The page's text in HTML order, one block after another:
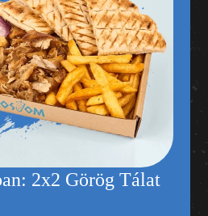
2x2 Görög Tálat